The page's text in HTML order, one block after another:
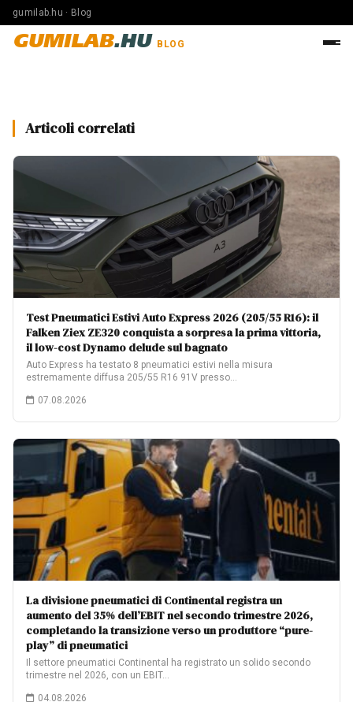
gumilab.hu · Blog
GUMILAB.HU BLOG
Articoli correlati
Test Pneumatici Estivi Auto Express 2026 (205/55 R16): il
Falken Ziex ZE320 conquista a sorpresa la prima vittoria,
il low-cost Dynamo delude sul bagnato
Auto Express ha testato 8 pneumatici estivi nella misura
estremamente diffusa 205/55 R16 91V presso…
07.08.2026
La divisione pneumatici di Continental registra un
aumento del 35% dell’EBIT nel secondo trimestre 2026,
completando la transizione verso un produttore “pure-
play” di pneumatici
Il settore pneumatici Continental ha registrato un solido secondo
trimestre nel 2026, con un EBIT…
04.08.2026